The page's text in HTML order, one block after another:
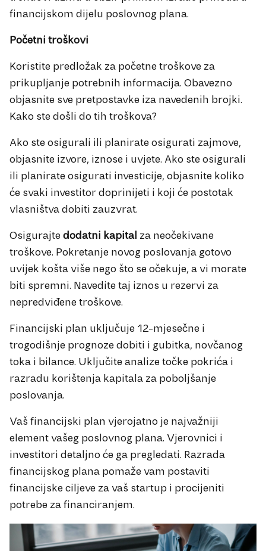
financijskom dijelu poslovnog plana.
Početni troškovi
Koristite predložak za početne troškove za
prikupljanje potrebnih informacija. Obavezno
objasnite sve pretpostavke iza navedenih brojki.
Kako ste došli do tih troškova?
Ako ste osigurali ili planirate osigurati zajmove,
objasnite izvore, iznose i uvjete. Ako ste osigurali
ili planirate osigurati investicije, objasnite koliko
će svaki investitor doprinijeti i koji će postotak
vlasništva dobiti zauzvrat.
Osigurajte dodatni kapital za neočekivane
troškove. Pokretanje novog poslovanja gotovo
uvijek košta više nego što se očekuje, a vi morate
biti spremni. Navedite taj iznos u rezervi za
nepredviđene troškove.
Financijski plan uključuje 12-mjesečne i
trogodišnje prognoze dobiti i gubitka, novčanog
toka i bilance. Uključite analize točke pokrića i
razradu korištenja kapitala za poboljšanje
poslovanja.
Vaš financijski plan vjerojatno je najvažniji
element vašeg poslovnog plana. Vjerovnici i
investitori detaljno će ga pregledati. Razrada
financijskog plana pomaže vam postaviti
financijske ciljeve za vaš startup i procijeniti
potrebe za financiranjem.